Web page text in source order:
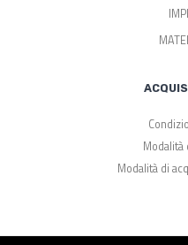
Modalità
Modalità di